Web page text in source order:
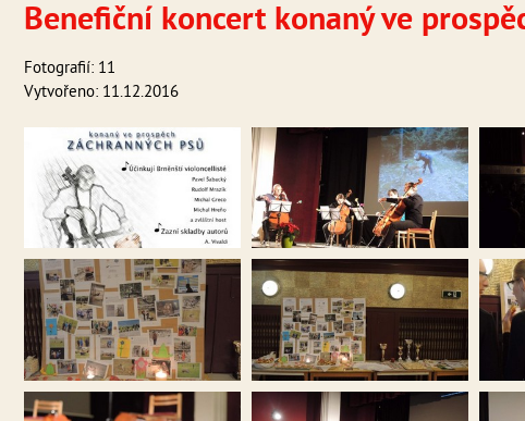
Benefiční koncert konaný ve
Fotografií: 11
Vytvořeno: 11.12.2016